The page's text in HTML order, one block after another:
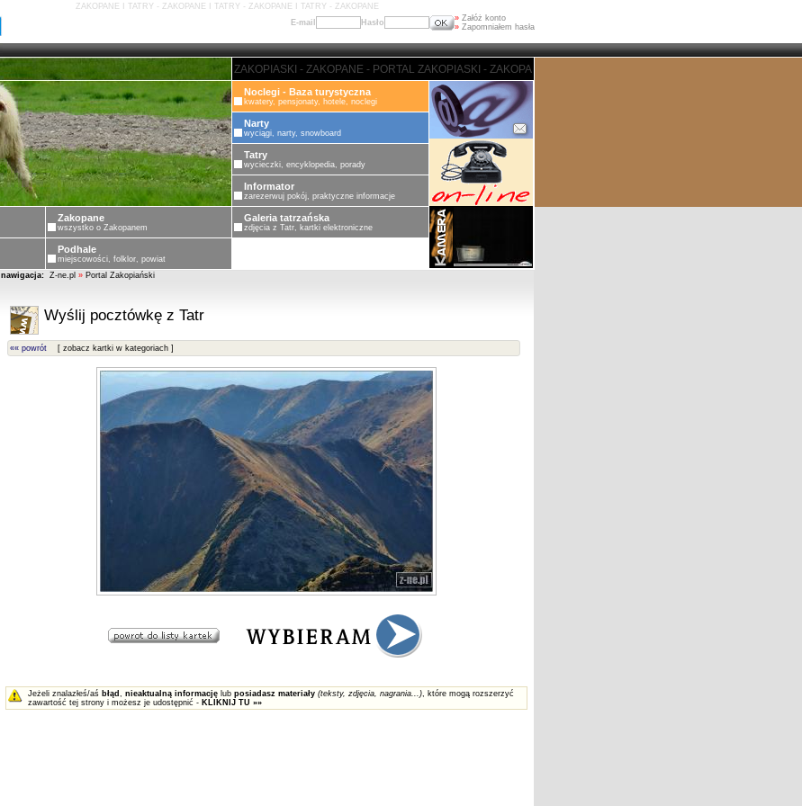
ZAKOPANE I TATRY - ZAKOPANE I TATRY - ZAKOPANE I TATRY - ZAKOPANE
E-mail
Hasło » Załóż konto
» Zapomniałem hasła
ZAKOPANE - PORTAL ZAKOPIASKI - ZAKOPANE - PORTAL ZAKOPIASKI - ZAKOPANE - PORTAL ZAKOPIASKI -
Noclegi - Baza turystyczna
kwatery, pensjonaty, hotele, noclegi
Narty
wyciągi, narty, snowboard
Tatry
wycieczki, encyklopedia, porady
Informator
zarezerwuj pokój, praktyczne informacje
Zakopane
wszystko o Zakopanem
Galeria tatrzańska
zdjęcia z Tatr, kartki elektroniczne
Podhale
miejscowości, folklor, powiat
nawigacja: Z-ne.pl » Portal Zakopiański
Wyślij pocztówkę z Tatr
«« powrót [ zobacz kartki w kategoriach ]
Jeżeli znalazłeś/aś błąd , nieaktualną informacjęlub posiadasz materiały (teksty, zdjęcia, nagrania...), które mogą rozszerzyć
zawartość tej strony i możesz je udostępnić - KLIKNIJ TU »»